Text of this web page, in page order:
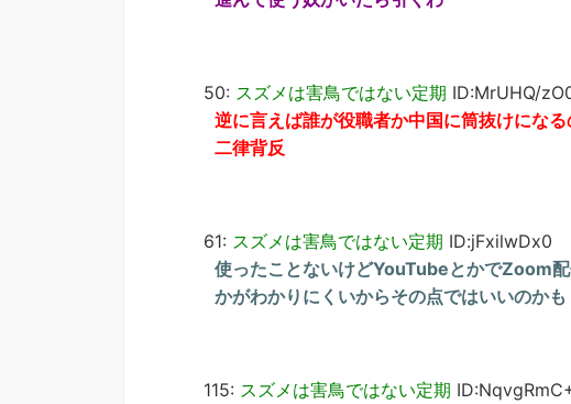
50: スズメは害鳥ではない定期 ID:MrUHQ/
逆に言えば誰が役職者か中国に筒抜けになる
二律背反
61: スズメは害鳥ではない定期 ID:jFxilwDx0
使ったことないけどYouTubeとかでZoom
かがわかりにくいからその点ではいいのかも
115: スズメは害鳥ではない定期